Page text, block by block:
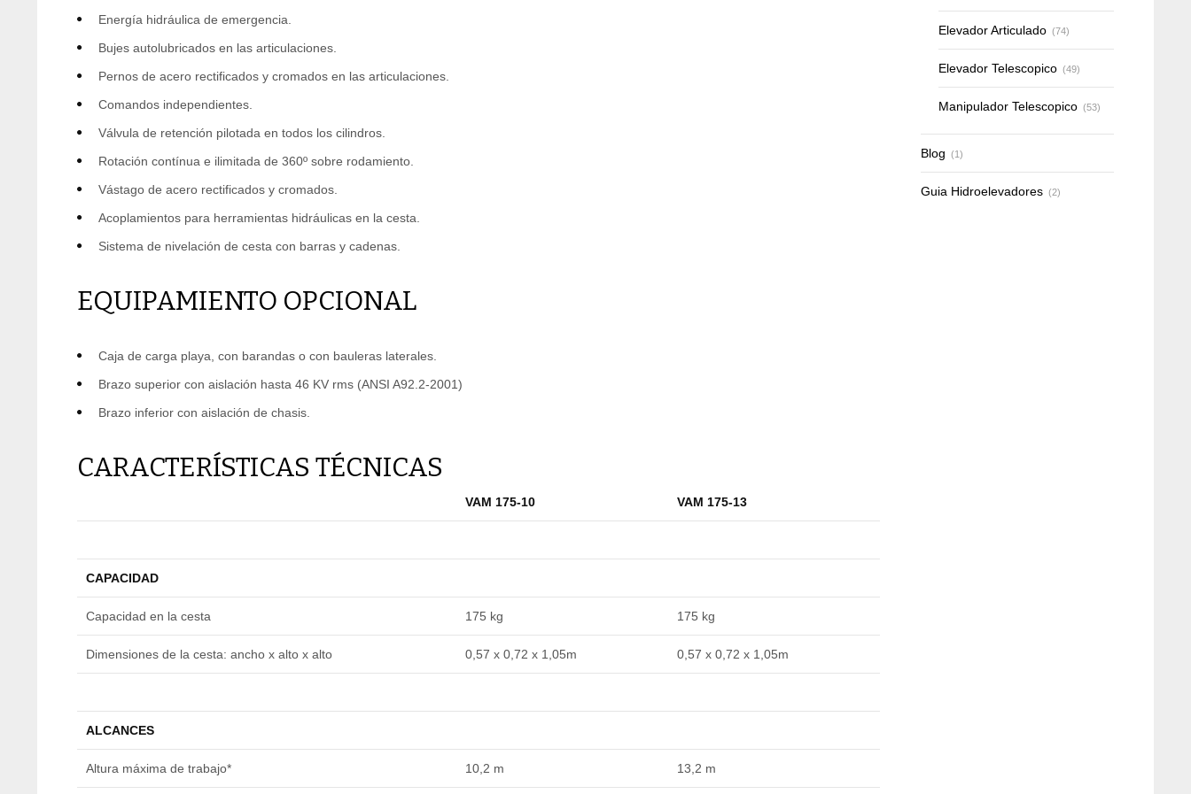
Energía hidráulica de emergencia.
Bujes autolubricados en las articulaciones.
Pernos de acero rectificados y cromados en las articulaciones.
Comandos independientes.
Válvula de retención pilotada en todos los cilindros.
Rotación contínua e ilimitada de 360º sobre rodamiento.
Vástago de acero rectificados y cromados.
Acoplamientos para herramientas hidráulicas en la cesta.
Sistema de nivelación de cesta con barras y cadenas.
EQUIPAMIENTO OPCIONAL
Caja de carga playa, con barandas o con bauleras laterales.
Brazo superior con aislación hasta 46 KV rms (ANSI A92.2-2001)
Brazo inferior con aislación de chasis.
CARACTERÍSTICAS TÉCNICAS
VAM 175-10 VAM 175-13
CAPACIDAD
Capacidad en la cesta 175 kg 175 kg
Dimensiones de la cesta: ancho x alto x alto 0,57 x 0,72 x 1,05m 0,57 x 0,72 x 1,05m
ALCANCES
Altura máxima de trabajo* 10,2 m 13,2 m
Elevador Articulado (74)
Elevador Telescopico (49)
Manipulador Telescopico (53)
Blog (1)
Guia Hidroelevadores (2)